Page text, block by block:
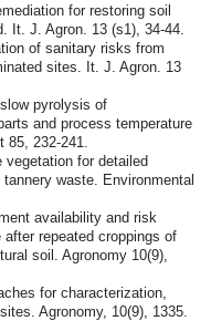
for restoring soil
It. J. Agron. 13 (s1), 34-44.
of sanitary risks from
sites. It. J. Agron. 13
pyrolysis of
and process temperature
232-241.
for detailed
waste. Environmental
availability and risk
repeated croppings of
soil. Agronomy 10(9),
for characterization,
Agronomy, 10(9), 1335.